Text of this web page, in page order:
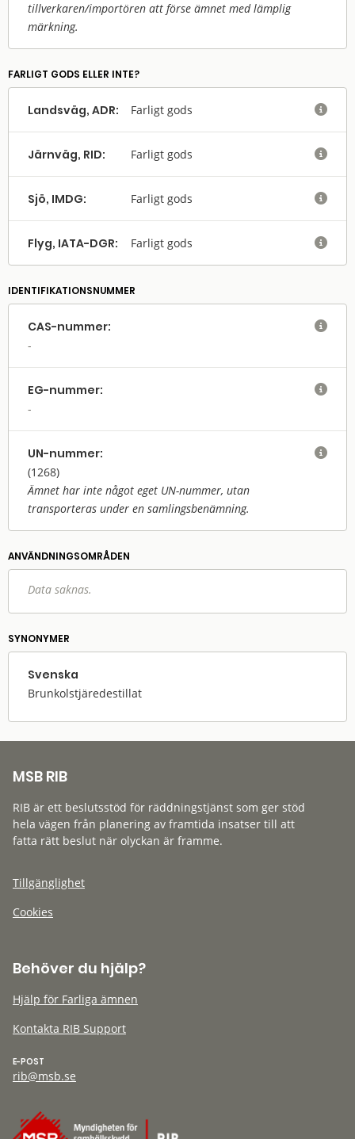
tillverkaren/importören att förse ämnet med lämplig
märkning.
FARLIGT GODS ELLER INTE?
Landsväg, ADR: Farligt gods 
Järnväg, RID: Farligt gods 
Sjö, IMDG: Farligt gods 
Flyg, IATA-DGR: Farligt gods 
IDENTIFIKATIONSNUMMER
CAS-nummer: 
EG-nummer: 
UN-nummer:
(1268)
Ämnet har inte något eget UN-nummer, utan
transporteras under en samlingsbenämning.

ANVÄNDNINGS­OMRÅDEN
Data saknas.
SYNONYMER
Svenska
Brunkolstjäredestillat
MSB RIB
RIB är ett beslutsstöd för räddningstjänst som ger stöd
hela vägen från planering av framtida insatser till att
fatta rätt beslut när olyckan är framme.
Tillgänglighet
Cookies
Behöver du hjälp?
Hjälp för Farliga ämnen
Kontakta RIB Support
E-POST
rib@msb.se